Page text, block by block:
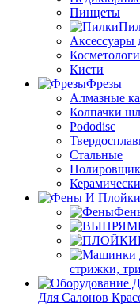
Пинцеты
Аксессуары
Кисти
Фрезы
Алмазные
Колпачки
Pododisc
Стальные
стрижки,
Для Салонов